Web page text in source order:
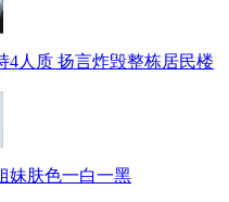
4人质 扬言炸毁整栋居民楼
妹肤色一白一黑